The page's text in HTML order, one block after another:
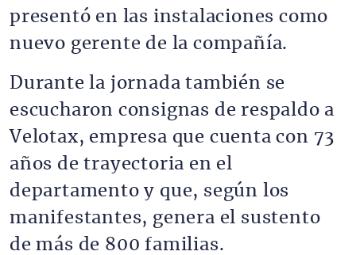
presentó en las instalaciones como
nuevo gerente de la compañía.
Durante la jornada también se
escucharon consignas de respaldo a
Velotax, empresa que cuenta con 73
años de trayectoria en el
departamento y que, según los
manifestantes, genera el sustento
de más de 800 familias.